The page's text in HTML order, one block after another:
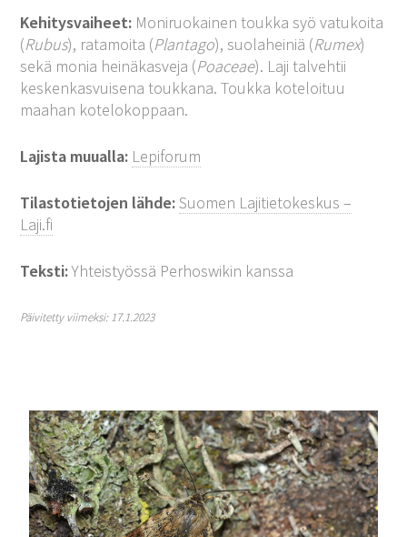
Kehitysvaiheet: Moniruokainen toukka syö vatukoita
(Rubus), ratamoita (Plantago), suolaheiniä (Rumex)
sekä monia heinäkasveja (Poaceae). Laji talvehtii
keskenkasvuisena toukkana. Toukka koteloituu
maahan kotelokoppaan.
Lajista muualla: Lepiforum
Tilastotietojen lähde:Suomen Lajitietokeskus –
Laji.fi
Teksti:Yhteistyössä Perhoswikin kanssa
Päivitetty viimeksi: 17.1.2023